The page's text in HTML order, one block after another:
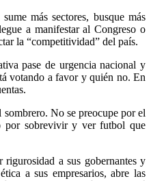
más sectores, busque más
a manifestar al Congreso o
la “competitividad” del país.
pase de urgencia nacional y
votando a favor y quién no. En
No se preocupe por el
por sobrevivir y ver futbol que
a sus gobernantes y
a sus empresarios, abre las